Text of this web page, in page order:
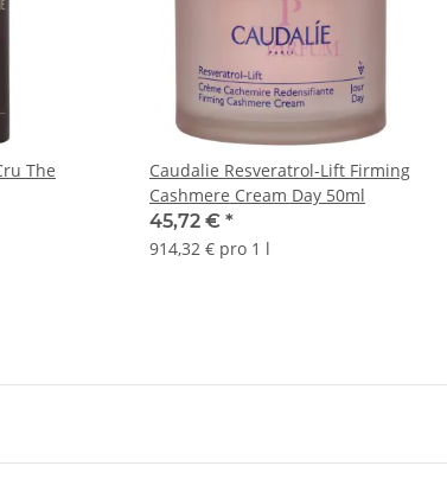
The
Caudalie Resveratrol-Lift Firming
Cashmere Cream Day 50ml
45,72 € *
914,32 € pro 1 l